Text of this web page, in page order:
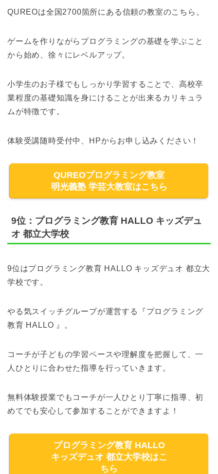
QUREOは全国2700箇所にある信頼の教室のこちら。
ゲームを作りながらプログラミングの基礎を学ぶこと
から始め、徐々にレベルアップ。
小学生のお子様でもしっかり学習することで、高校卒
業程度の基礎知識を身にけることが出来るカリキュラ
ムが特徴です。
体験受講随時受付中、HPからお申し込みください！
QUREOプログラミング教室
明光義塾 学芸大教室はこちら
9位：プログラミング教育 HALLO キッズデュ
オ 都立大学校
9位はプログラミング教育 HALLO キッズデュオ 都立大
学校です。
やる気スイッチグループが運営する『プログラミング
教育 HALLO 』。
コーチが子どもの学習ペースや理解度を把握して、一
人ひとりに合わせた指導を行っていきます。
無料体験授業でもコーチが一人ひとり丁寧に指導、初
めてでも安心して参加することができますよ！
プログラミング教育 HALLO
キッズデュオ 都立大学校はこ
ちら